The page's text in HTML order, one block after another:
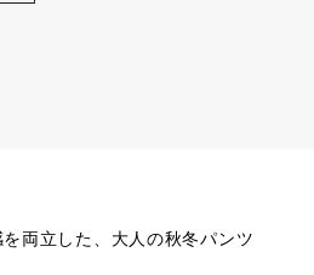
を両立した、大人の秋冬パンツ